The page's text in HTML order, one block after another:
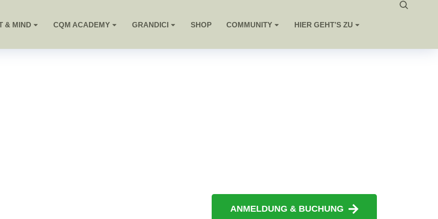
& MIND CQM ACADEMY GRANDICI SHOP COMMUNITY HIER GEHT’S ZU
ANMELDUNG & BUCHUNG